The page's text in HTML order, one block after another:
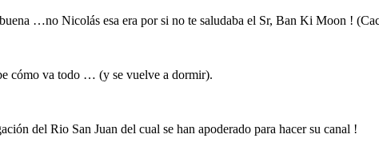
…no Nicolás esa era por si no te saludaba el Sr, Ban Ki Moon !
cómo va todo … (y se vuelve a dormir).
del Rio San Juan del cual se han apoderado para hacer su canal !